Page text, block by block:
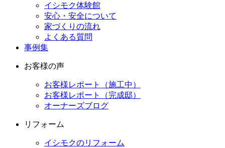
イシモク体験館
安心・安全について
家づくりの流れ
よくある質問
事例集
お客様の声
お客様レポート（施工中）
お客様レポート（完成邸）
オーナーズブログ
リフォーム
イシモクのリフォーム